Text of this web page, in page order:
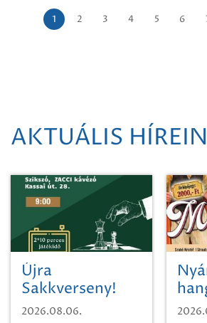
1 2 3 4 5 6
AKTUÁLIS
Újra
Sakkverseny!
2026.08.06.